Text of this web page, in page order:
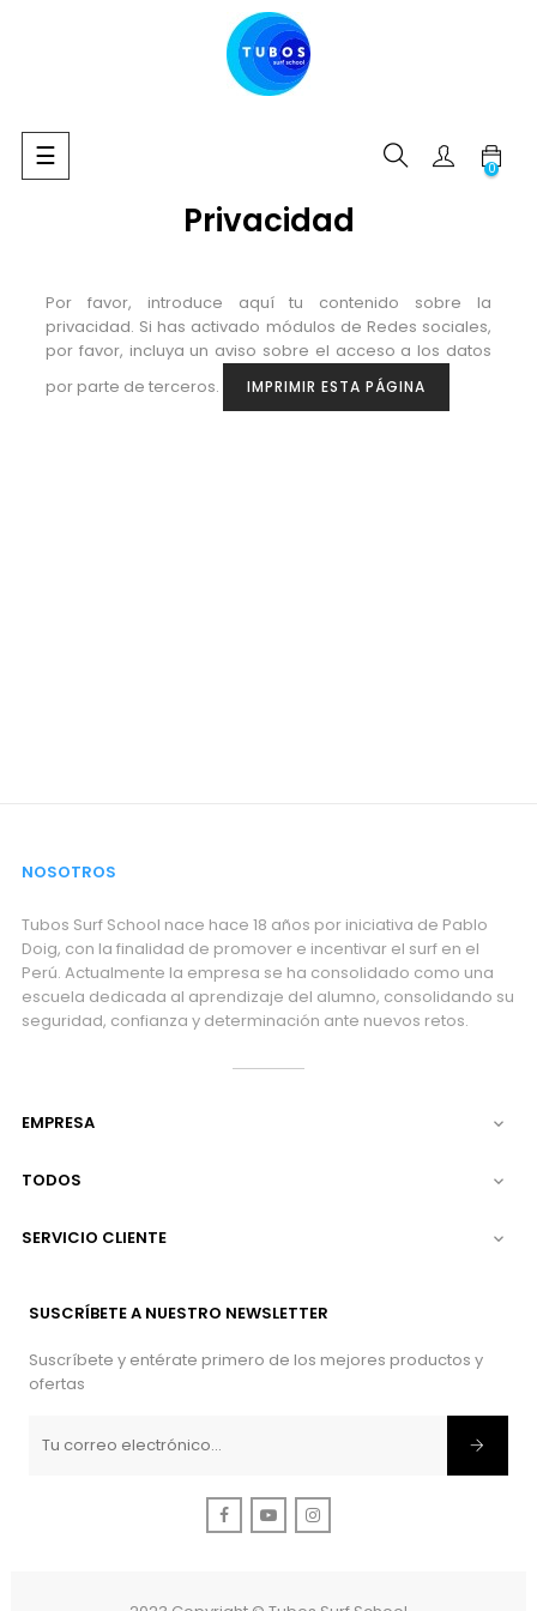
Navegación
de
☰ 0
Privacidad
Por favor, introduce aquí tu contenido sobre la
privacidad. Si has activado módulos de Redes sociales,
por favor, incluya un aviso sobre el acceso a los datos
por parte de terceros.
NOSOTROS
Tubos Surf School nace hace 18 años por iniciativa de Pablo
Doig, con la finalidad de promover e incentivar el surf en el
Perú. Actualmente la empresa se ha consolidado como una
escuela dedicada al aprendizaje del alumno, consolidando su
seguridad, confianza y determinación ante nuevos retos.
EMPRESA 
TODOS 
SERVICIO CLIENTE 
SUSCRÍBETE A NUESTRO NEWSLETTER
Suscríbete y entérate primero de los mejores productos y
ofertas
FacebookYouTube